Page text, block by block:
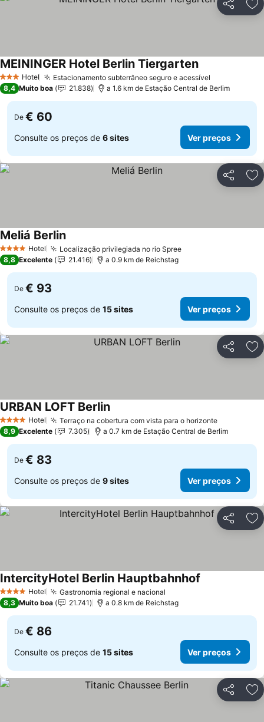
Partilhar
3 EstrelasHotel Estacionamento subterrâneo seguro e acessível
MEININGER Hotel Berlin TiergartenVer preços
8,4 Muito boa 21.838 a 1.6 km de Estação Central de Berlim
De € 60
Consulte os preços de 6 sites Ver preços
Partilhar
4 EstrelasHotel Localização privilegiada no rio SpreeVer preços
Meliá BerlinVer preços
8,8 Excelente 21.416 a 0.9 km de Reichstag
De € 93
Consulte os preços de 15 sites Ver preços
Partilhar
4 EstrelasHotel Terraço na cobertura com vista para o horizonteVer
URBAN LOFT BerlinVer preços
8,9 Excelente 7.305 a 0.7 km de Estação Central de Berlim
De € 83
Consulte os preços de 9 sites Ver preços
Partilhar
4 EstrelasHotel Gastronomia regional e nacional
IntercityHotel Berlin Hauptbahnhof
8,3 Muito boa 21.741 a 0.8 km de Reichstag
De € 86
Consulte os preços de 15 sites Ver preços
Partilhar